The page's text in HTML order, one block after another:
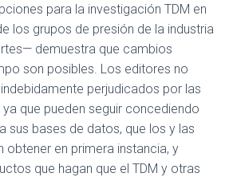
para la investigación TDM en
los grupos de presión de la industria
demuestra que cambios
son posibles. Los editores no
perjudicados por las
que pueden seguir concediendo
sus bases de datos, que los y las
obtener en primera instancia, y
que hagan que el TDM y otras